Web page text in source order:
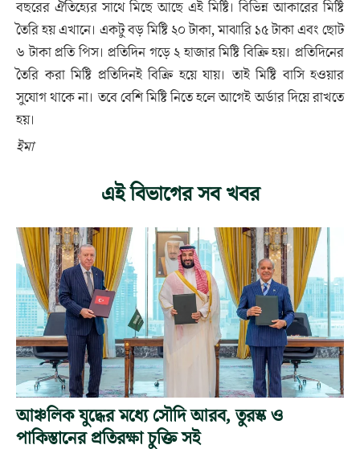
বছরের ঐতিহ্যের সাথে মিছে আছে এই মিষ্টি। বিভিন্ন আকারের মিষ্টি
তৈরি হয় এখানে। একটু বড় মিষ্টি ২০ টাকা, মাঝারি ১৫ টাকা এবং ছোট
৬ টাকা প্রতি পিস। প্রতিদিন গড়ে ২ হাজার মিষ্টি বিক্রি হয়। প্রতিদিনের
তৈরি করা মিষ্টি প্রতিদিনই বিক্রি হয়ে যায়। তাই মিষ্টি বাসি হওয়ার
সুযোগ থাকে না। তবে বেশি মিষ্টি নিতে হলে আগেই অর্ডার দিয়ে রাখতে
হয়।
ইমা
এই বিভাগের সব খবর
আঞ্চলিক যুদ্ধের মধ্যে সৌদি আরব, তুরস্ক ও
পাকিস্তানের প্রতিরক্ষা চুক্তি সই